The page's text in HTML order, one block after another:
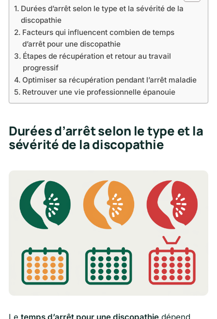
Durées d’arrêt selon le type et la sévérité de la
discopathie
Facteurs qui influencent combien de temps
d’arrêt pour une discopathie
Étapes de récupération et retour au travail
progressif
Optimiser sa récupération pendant l’arrêt maladie
Retrouver une vie professionnelle épanouie
Durées d’arrêt selon le type et la
sévérité de la discopathie